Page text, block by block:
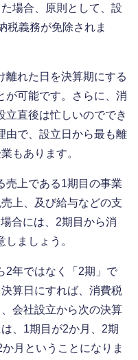
場合、原則として、設
税義務が免除されま
離れた日を決算期にする
が可能です。さらに、消
立直後は忙しいのででき
由で、設立日から最も離
もあります。
売上である1期目の事業
上、及び給与などの支
合には、2期目から消
ましょう。
2年ではなく「2期」で
算日にすれば、消費税
会社設立から次の決算
、1期目が2か月、2期
月ということになりま